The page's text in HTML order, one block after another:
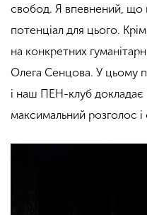
свобод. Я впевнений, що
потенціал для цього.
на конкретних
Олега Сенцова. У цьому
і наш ПЕН-клуб докладає
максимальний розголос і